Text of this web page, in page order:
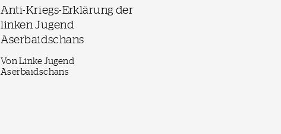
Anti-Kriegs-Erklärung der
linken Jugend
Aserbaidschans
Von Linke Jugend
Aserbaidschans